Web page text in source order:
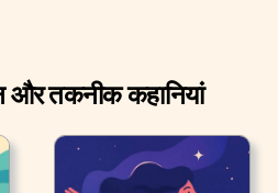
और तकनीक कहानियां